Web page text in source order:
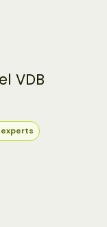
VDB